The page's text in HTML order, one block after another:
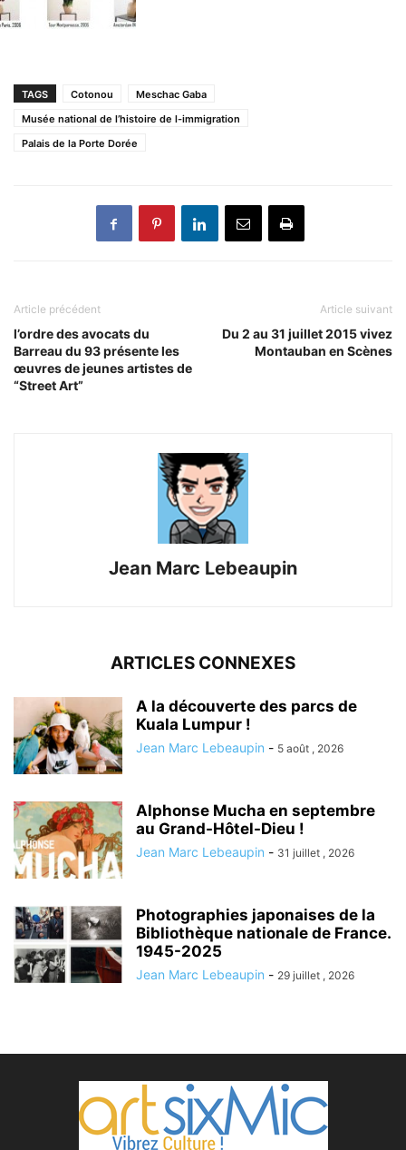
TAGS Cotonou
Meschac Gaba
Musée national de l’histoire de l-immigration
Palais de la Porte Dorée
Article précédent
l’ordre des avocats du
Barreau du 93 présente les
œuvres de jeunes artistes de
“Street Art”
Article suivant
Du 2 au 31 juillet 2015 vivez
Montauban en Scènes
Jean Marc Lebeaupin
ARTICLES CONNEXES
A la découverte des parcs de
Kuala Lumpur !
Jean Marc Lebeaupin - 5 août , 2026
Alphonse Mucha en septembre
au Grand-Hôtel-Dieu !
Jean Marc Lebeaupin - 31 juillet , 2026
Photographies japonaises de la
Bibliothèque nationale de France.
1945-2025
Jean Marc Lebeaupin - 29 juillet , 2026